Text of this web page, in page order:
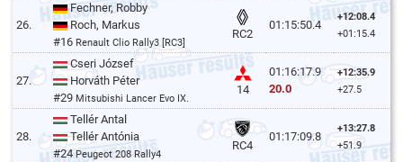
26.
Fechner, Robby
Roch, Markus
#16 Renault Clio Rally3 [RC3]
RC2
01:15:50.4
+12:08.4
+01:15.4
27.
Cseri József
Horváth Péter
#29 Mitsubishi Lancer Evo IX.
14
01:16:17.9
20.0
+12:35.9
+27.5
28.
Tellér Antal
Tellér Antónia
#24 Peugeot 208 Rally4
RC4
01:17:09.8
+13:27.8
+51.9